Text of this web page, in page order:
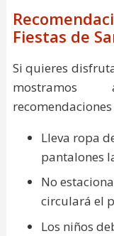
Fiestas de
Si quieres
mostramos
Lleva ropa
pantalones
No
circulará el
Los niños